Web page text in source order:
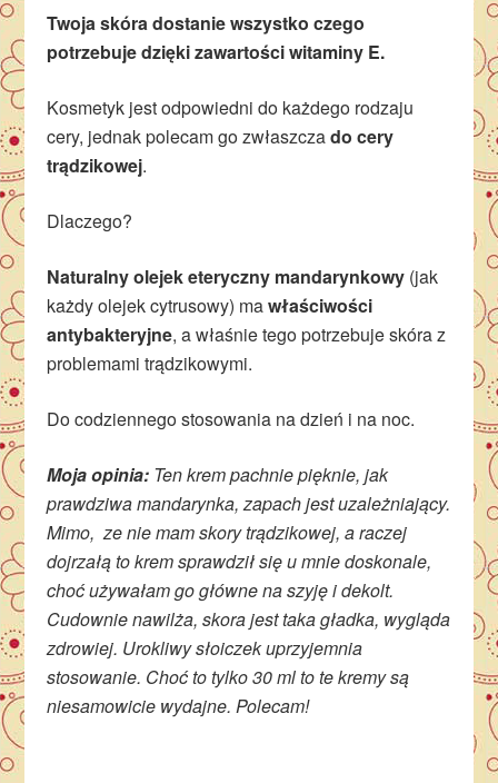
Twoja skóra dostanie wszystko czego
potrzebuje dzięki zawartości witaminy E.
Kosmetyk jest odpowiedni do każdego rodzaju
cery, jednak polecam go zwłaszczado cery
trądzikowej.
Dlaczego?
Naturalny olejek eteryczny mandarynkowy (jak
każdy olejek cytrusowy) mawłaściwości
antybakteryjne, a właśnie tego potrzebuje skóra z
problemami trądzikowymi.
Do codziennego stosowania na dzień i na noc.
Moja opinia: Ten krem pachnie pięknie, jak
prawdziwa mandarynka, zapach jest uzależniający.
Mimo, ze nie mam skory trądzikowej, a raczej
dojrzałą to krem sprawdził się u mnie doskonale,
choć używałam go główne na szyję i dekolt.
Cudownie nawilża, skora jest taka gładka, wygląda
zdrowiej. Urokliwy słoiczek uprzyjemnia
stosowanie. Choć to tylko 30 ml to te kremy są
niesamowicie wydajne. Polecam!